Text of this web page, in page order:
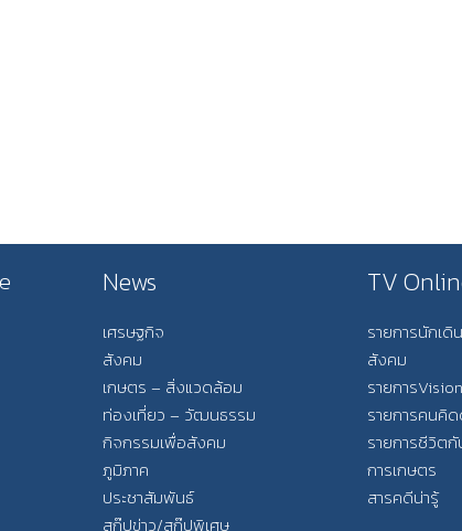
News
เศรษฐกิจ
สังคม
เกษตร – สิ่งแวดล้อม
ท่องเที่ยว – วัฒนธรรม
กิจกรรมเพื่อสังคม
ภูมิภาค
ประชาสัมพันธ์
สกู๊ปข่าว/สกู๊ปพิเศษ
TV
รายการนักเดิ
สังคม
รายการ
รายการคนคิ
รายการชีวิตกั
การเกษตร
สารคดีน่ารู้